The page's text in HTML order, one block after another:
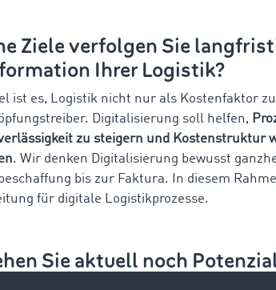
Ziele verfolgen Sie
Ihrer Logistik?
ist es, Logistik nicht nur als Kostenfaktor
Digitalisierung soll helfen,
zu steigern und Kostenstruktur
. Wir denken Digitalisierung bewusst
bis zur Faktura. In diesem
für digitale Logistikprozesse.
Sie aktuell noch